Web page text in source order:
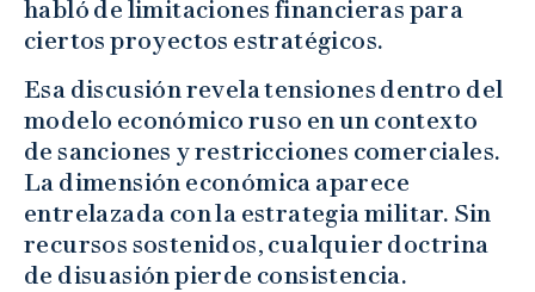
habló de limitaciones financieras para
ciertos proyectos estratégicos.
Esa discusión revela tensiones dentro del
modelo económico ruso en un contexto
de sanciones y restricciones comerciales.
La dimensión económica aparece
entrelazada con la estrategia militar. Sin
recursos sostenidos, cualquier doctrina
de disuasión pierde consistencia.